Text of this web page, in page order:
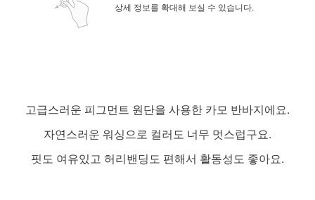
상세 정보를 확대해 보실 수 있습니다.
고급스러운 피그먼트 원단을 사용한 카모 반바지에요.
자연스러운 워싱으로 컬러도 너무 멋스럽구요.
핏도 여유있고 허리밴딩도 편해서 활동성도 좋아요.